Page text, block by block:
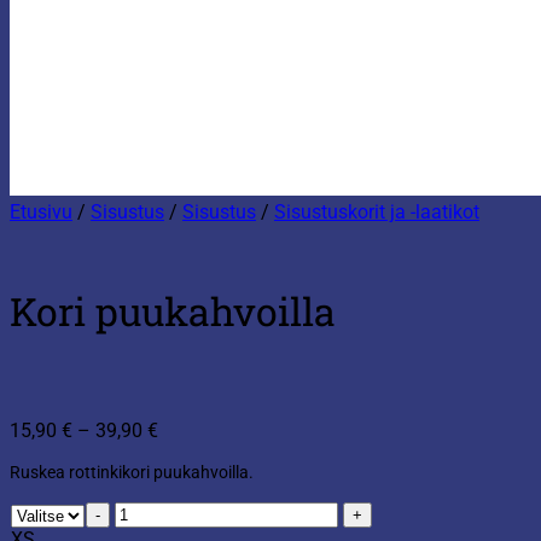
Etusivu / Sisustus / Sisustus / Sisustuskorit ja -laatikot
Kori puukahvoilla
15,90 € – 39,90 €
-
39,90 €
Ruskea rottinkikori puukahvoilla.
Kori
puukahvoilla